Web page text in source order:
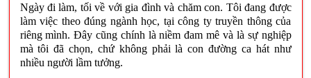
Ngày đi làm, tối về với gia đình và chăm con. Tôi đang được
làm việc theo đúng ngành học, tại công ty truyền thông của
riêng mình. Đây cũng chính là niềm đam mê và là sự nghiệp
mà tôi đã chọn, chứ không phải là con đường ca hát như
nhiều người lầm tưởng.